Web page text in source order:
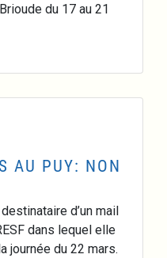
du 17 au 21
AU PUY: NON
d’un mail
dans lequel elle
journée du 22 mars.